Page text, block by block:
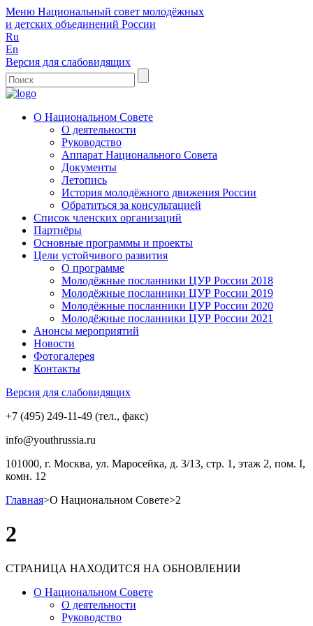
Меню Национальный совет молодёжных
и детских объединений России
Ru
En
Версия для слабовидящих
О Национальном Совете
О деятельности
Руководство
Аппарат Национального Совета
Документы
Летопись
История молодёжного движения России
Обратиться за консультацией
Список членских организаций
Партнёры
Основные программы и проекты
Цели устойчивого развития
О программе
Молодёжные посланники ЦУР России 2018
Молодёжные посланники ЦУР России 2019
Молодёжные посланники ЦУР России 2020
Молодёжные посланники ЦУР России 2021
Анонсы мероприятий
Новости
Фотогалерея
Контакты
Версия для слабовидящих
+7 (495) 249-11-49 (тел., факс)
info@youthrussia.ru
101000, г. Москва, ул. Маросейка, д. 3/13, стр. 1, этаж 2, пом. I,
комн. 12
Главная>О Национальном Совете>2
2
СТРАНИЦА НАХОДИТСЯ НА ОБНОВЛЕНИИ
О Национальном Совете
О деятельности
Руководство